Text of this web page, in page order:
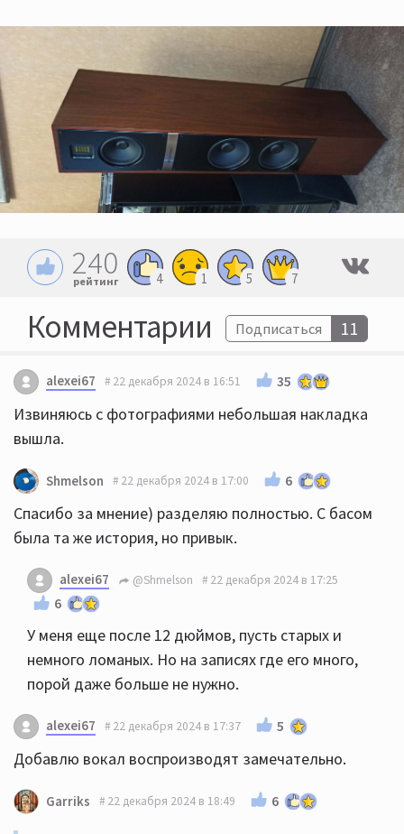
240
рейтинг 4 1 5 7
Комментарии Подписаться 11
alexei67 22 декабря 2024 в 16:51 35
Извиняюсь с фотографиями небольшая накладка
вышла.
Shmelson 22 декабря 2024 в 17:00 6
Спасибо за мнение) разделяю полностью. С басом
была та же история, но привык.
alexei67 @Shmelson 22 декабря 2024 в 17:25
6
У меня еще после 12 дюймов, пусть старых и
немного ломаных. Но на записях где его много,
порой даже больше не нужно.
alexei67 22 декабря 2024 в 17:37 5
Добавлю вокал воспроизводят замечательно.
Garriks 22 декабря 2024 в 18:49 6